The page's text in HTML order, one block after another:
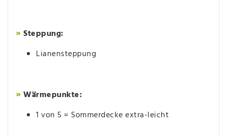
»Steppung:
Lianensteppung
»Wärmepunkte:
1 von 5 = Sommerdecke extra-leicht